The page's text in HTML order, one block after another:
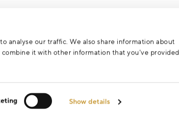
analyse our traffic. We also share information about
it with other information that you’ve provided
Show details